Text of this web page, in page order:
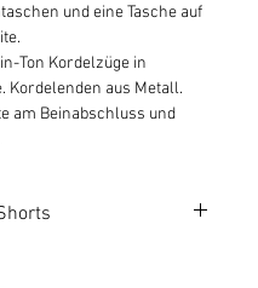
und eine Tasche auf
Ton Kordelzüge in
Kordelenden aus Metall.
am Beinabschluss und